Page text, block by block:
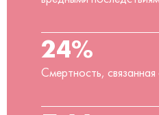
24%
Смертность,